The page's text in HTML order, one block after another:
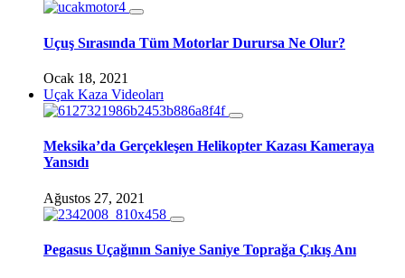
Uçuş Sırasında Tüm Motorlar Durursa Ne Olur?
Ocak 18, 2021
Uçak Kaza Videoları
Meksika’da Gerçekleşen Helikopter Kazası Kameraya
Yansıdı
Ağustos 27, 2021
Pegasus Uçağının Saniye Saniye Toprağa Çıkış Anı